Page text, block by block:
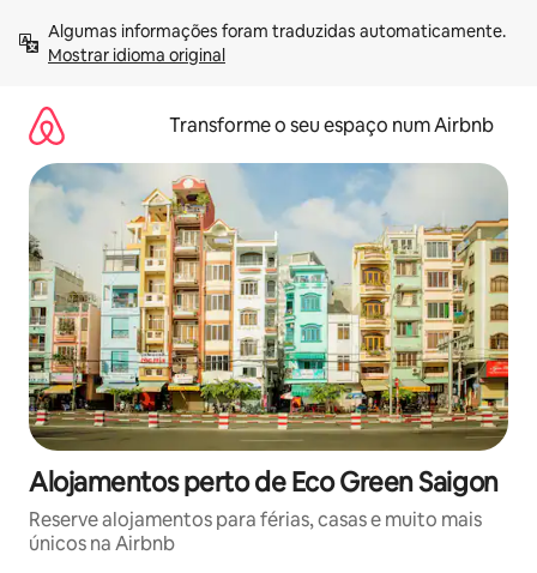
para
Mostrar idioma original
Transforme o seu espaço num Airbnb
Alojamentos perto de Eco Green Saigon
Reserve alojamentos para férias, casas e muito mais
únicos na Airbnb